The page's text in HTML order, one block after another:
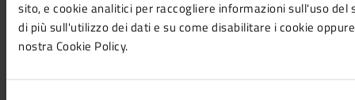
sito, e cookie analitici per raccogliere informazioni sull'uso
di più sull'utilizzo dei dati e su come disabilitare i cookie
nostra Cookie Policy.
Tributi, finanze e contravvenzioni
Vita lavorativa